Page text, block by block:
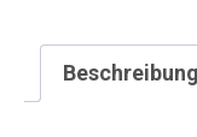
Beschreibung